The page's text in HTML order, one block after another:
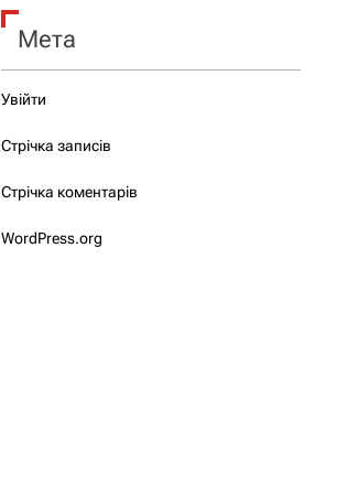
Мета
Увійти
Стрічка записів
Стрічка коментарів
WordPress.org